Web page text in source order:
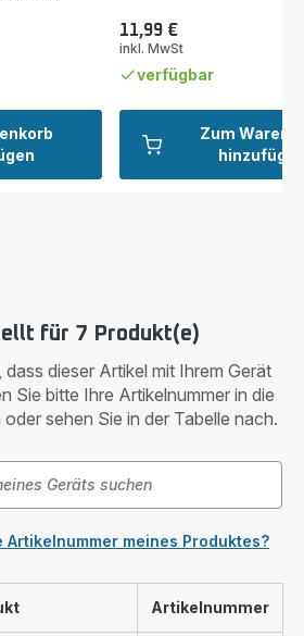
Zum
(Durchschnitt)
Preis
11,99 €
inkl. MwSt
verfügbar
für 7 Produkt(e)
dieser Artikel mit Ihrem Gerät
Sie bitte Ihre Artikelnummer in die
sehen Sie in der Tabelle nach.
Artikelnummer meines Produktes?
Artikelnummer